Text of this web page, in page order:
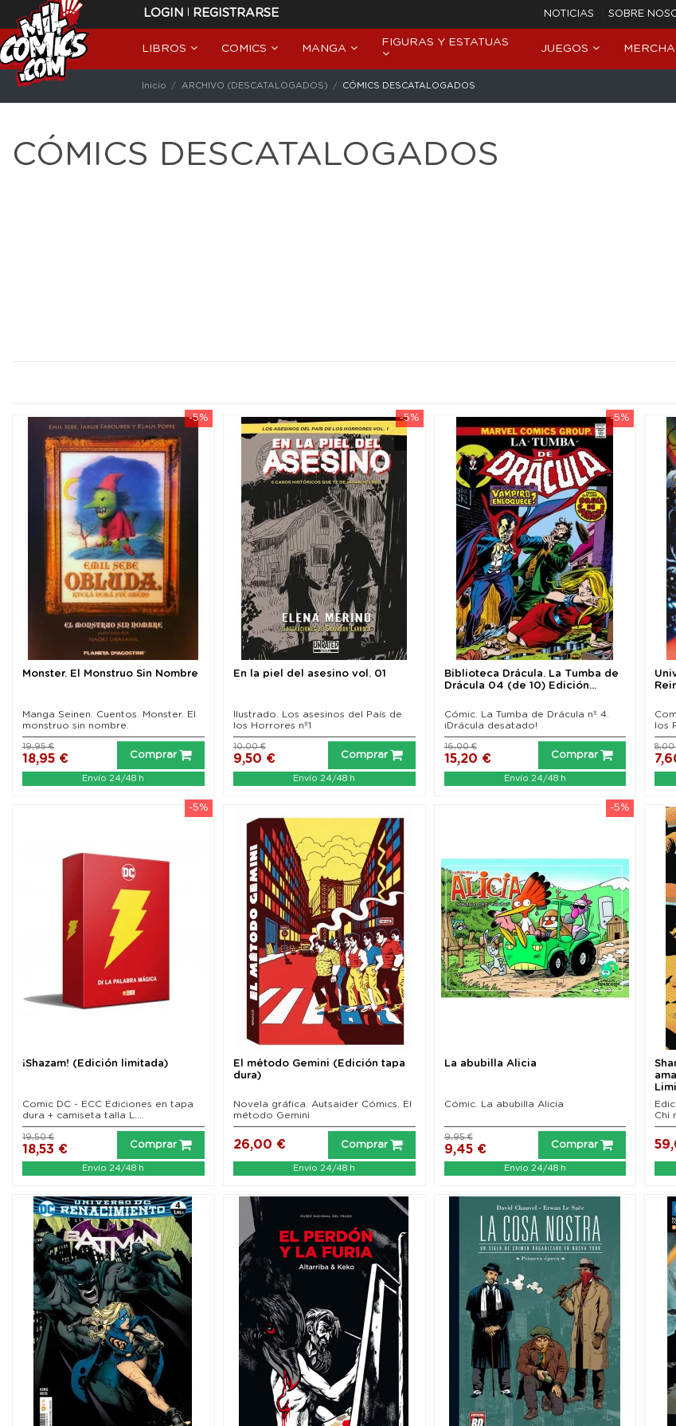
LOGIN | REGISTRARSE NOTICIAS SOBRE
LIBROS COMICS MANGA
FIGURAS Y ESTATUAS
JUEGOS
Inicio ARCHIVO (DESCATALOGADOS) CÓMICS DESCATALOGADOS
CÓMICS DESCATALOGADOS
-5%
Monster. El Monstruo Sin Nombre
Manga Seinen. Cuentos. Monster. El
monstruo sin nombre.
18,95 €
19,95 €
Comprar
Envío 24/48 h
-5%
En la piel del asesino vol. 01
Ilustrado. Los asesinos del País de
los Horrores nº1
9,50 €
10,00 €
Comprar
Envío 24/48 h
-5%
Biblioteca Drácula. La Tumba de
Drácula 04 (de 10) Edición...
Cómic. La Tumba de Drácula nº 4.
¡Drácula desatado!
15,20 €
16,00 €
Comprar
Envío 24/48 h
los
8,00
-5%
¡Shazam! (Edición limitada)
Comic DC - ECC Ediciones en tapa
dura + camiseta talla L....
18,53 €
19,50 €
Comprar
Envío 24/48 h
El método Gemini (Edición tapa
dura)
Novela gráfica. Autsaider Cómics. El
método Gemini
26,00 € Comprar
Envío 24/48 h
-5%
La abubilla Alicia
Cómic. La abubilla Alicia
9,45 €
9,95 €
Comprar
Envío 24/48 h
Chi